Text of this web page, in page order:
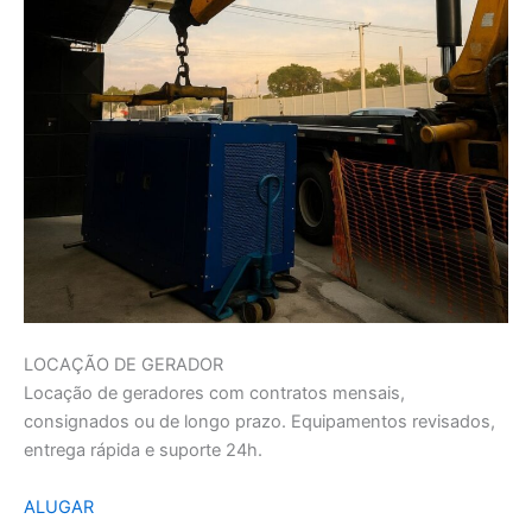
LOCAÇÃO DE GERADOR
Locação de geradores com contratos mensais,
consignados ou de longo prazo. Equipamentos revisados,
entrega rápida e suporte 24h.
ALUGAR